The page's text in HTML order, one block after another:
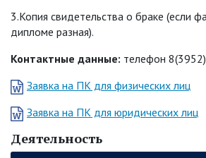
Деятельность
3.Копия свидетельства о браке (если
дипломе разная).
Контактные данные: телефон
Заявка на ПК для физических лиц
Заявка на ПК для юридических лиц